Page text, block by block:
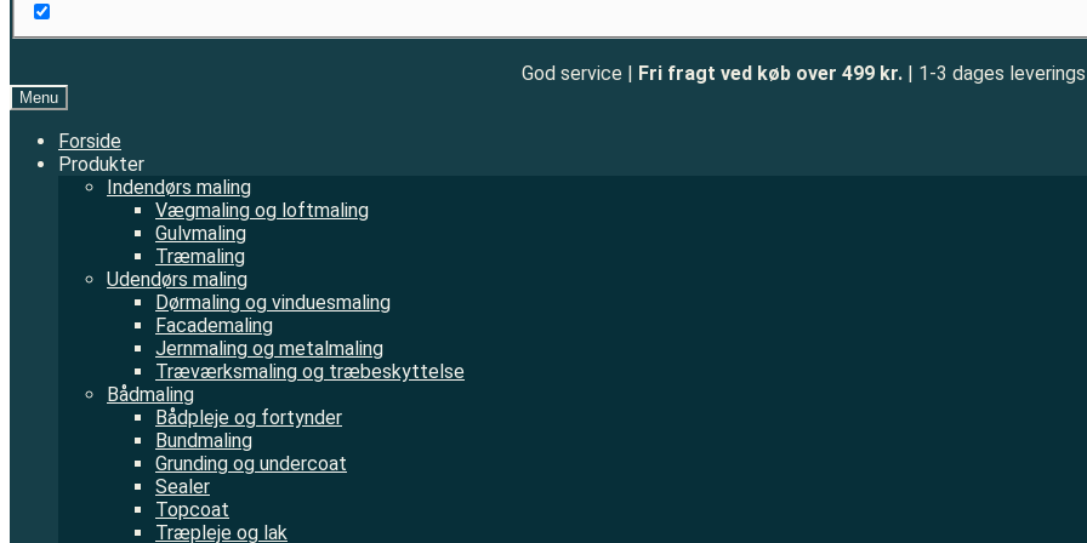
God service | Fri fragt ved køb over 499 kr. | 1-3 dages
Menu
Forside
Produkter
Indendørs maling
Vægmaling og loftmaling
Gulvmaling
Træmaling
Udendørs maling
Dørmaling og vinduesmaling
Facademaling
Jernmaling og metalmaling
Træværksmaling og træbeskyttelse
Bådmaling
Bådpleje og fortynder
Bundmaling
Grunding og undercoat
Sealer
Topcoat
Træpleje og lak